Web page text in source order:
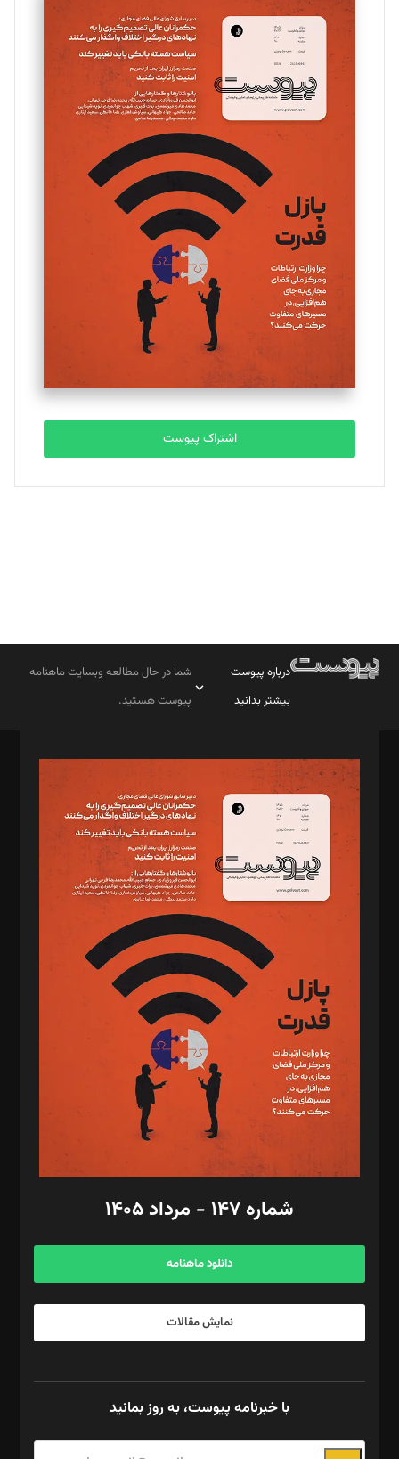
سروش کرمیان
تحریریه
مینا پاکدل
یسنا امان‌پور
تحریریه
ملینا جعفری
تحریریه
مصطفی مسجدی آرانی
تحریریه
بابک نقاش
تحریریه
اشتراک پیوست
درباره پیوست
بیشتر بدانید
شما در حال مطالعه وبسایت ماهنامه
پیوست هستید.
مدیر مسئول: محمدباقر اثنی‌عشری
سردبیر: مهرک محمودی
دبیر تحریریه: میثم قاسمی
د‌بیر ناداستان: سمانه سمیع
د‌بیر خدمت و تجارت: ابوالفضل رجبی
د‌بیر حقوق فناوری: حسام‌الدین ایپکچی
د‌بیر پیوست جهان: مینا پاکدل
د‌بیر تحریریه آنلاین: بابک نقاش
تحریریه‌: مجتبی محمود‌ی، آرش برهمند، یسنا امان‌پور، سروش کرمیان،
مصطفی مسجدی آرانی، ابوالفضل رجبی، زهرا فکرانه، فائزه فتحی
رستمی،مصطفی باستان
ویرایش: نگار استاد‌‌آقا
طراح یونیفرم: مجید توکلی
فیلمبرداری و عکاسی: امیر شفیعی، مانی لطفی زاده
گرافیک و صفحه‌آرایی: سید‌سبحان‌علی ثابت
مد‌یر توسعه تجاری: کامبیز برید‌
امور مالی: شاپور رهبری، محمد‌ کاظمی‌نیا
آگهی و مشترکین: ۰۹۱۹۹۹۹۰۴۵۴
شماره ۱۴۷ - مرداد ۱۴۰۵
دانلود ماهنامه
نمایش مقالات
با خبرنامه پیوست، به روز بمانید